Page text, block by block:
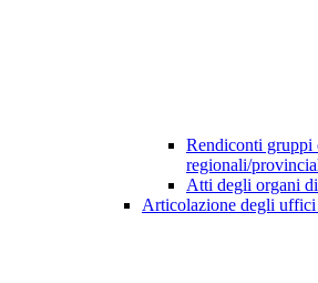
Rendiconti gruppi
regionali/
Atti degli organi
Articolazione degli uffici